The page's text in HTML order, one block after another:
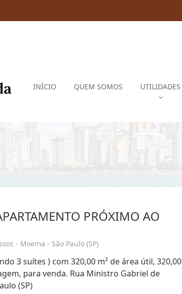
INÍCIO QUEM SOMOS UTILIDADES
PRÓXIMO AO
- Moema - São Paulo (SP)
3 suítes ) com 320,00 m² de área útil, 320,00
para venda. Rua Ministro Gabriel de
(SP)